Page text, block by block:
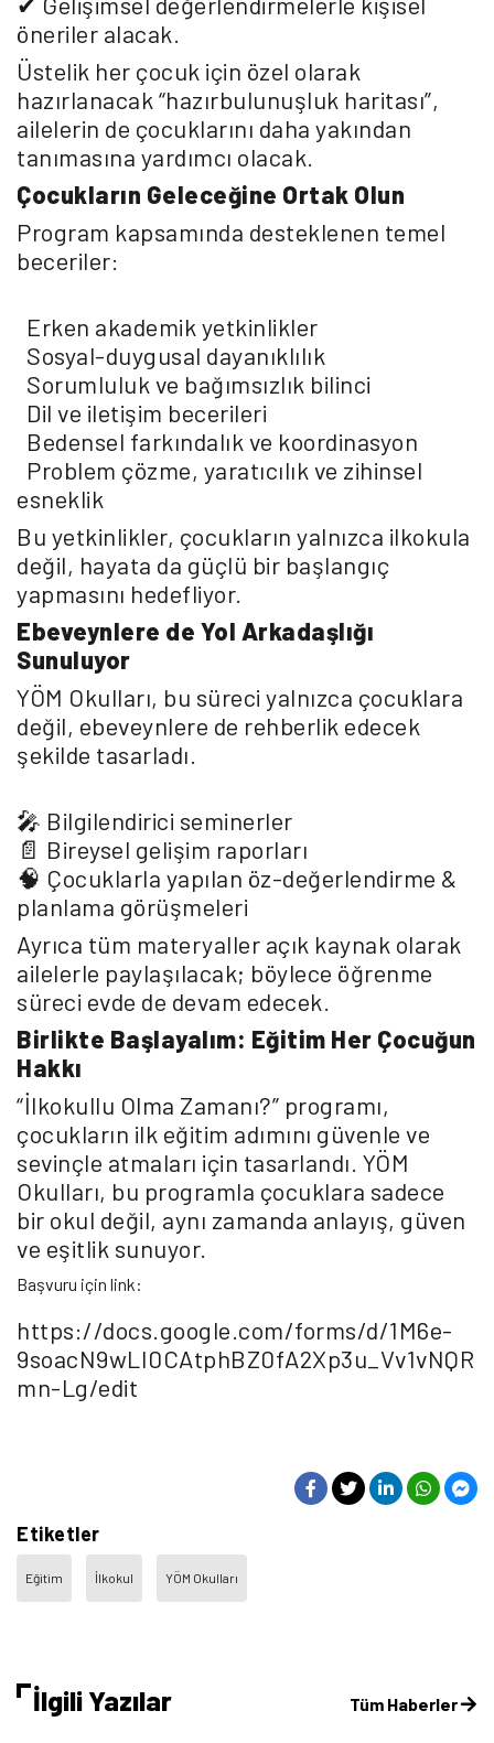
öneriler alacak.
Üstelik her çocuk için özel olarak
hazırlanacak “hazırbulunuşluk haritası”,
ailelerin de çocuklarını daha yakından
tanımasına yardımcı olacak.
Çocukların Geleceğine Ortak Olun
Program kapsamında desteklenen temel
beceriler:
Erken akademik yetkinlikler
Sosyal-duygusal dayanıklılık
Sorumluluk ve bağımsızlık bilinci
Dil ve iletişim becerileri
Bedensel farkındalık ve koordinasyon
Problem çözme, yaratıcılık ve zihinsel
esneklik
Bu yetkinlikler, çocukların yalnızca ilkokula
değil, hayata da güçlü bir başlangıç
yapmasını hedefliyor.
Ebeveynlere de Yol Arkadaşlığı
Sunuluyor
YÖM Okulları, bu süreci yalnızca çocuklara
değil, ebeveynlere de rehberlik edecek
şekilde tasarladı.
🎤 Bilgilendirici seminerler
📄 Bireysel gelişim raporları
🧠 Çocuklarla yapılan öz-değerlendirme &
planlama görüşmeleri
Ayrıca tüm materyaller açık kaynak olarak
ailelerle paylaşılacak; böylece öğrenme
süreci evde de devam edecek.
Birlikte Başlayalım: Eğitim Her Çocuğun
Hakkı
“İlkokullu Olma Zamanı?” programı,
çocukların ilk eğitim adımını güvenle ve
sevinçle atmaları için tasarlandı. YÖM
Okulları, bu programla çocuklara sadece
bir okul değil, aynı zamanda anlayış, güven
ve eşitlik sunuyor.
Başvuru için link:
https://docs.google.com/forms/d/1M6e-
9soacN9wLI0CAtphBZ0fA2Xp3u_Vv1vNQR
mn-Lg/edit
Etiketler
Eğitim İlkokul YÖM Okulları
İlgili Yazılar Tüm Haberler